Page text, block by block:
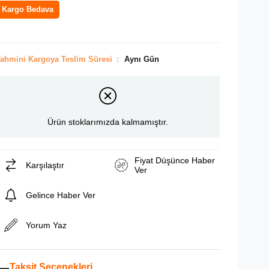
Kargo Bedava
Kargoya Teslim Süresi : Aynı Gün
Ürün stoklarımızda kalmamıştır.
Karşılaştır
Fiyat Düşünce Haber
Ver
Gelince Haber Ver
Yorum Yaz